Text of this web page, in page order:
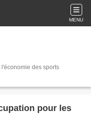
MENU
des sports
pour les